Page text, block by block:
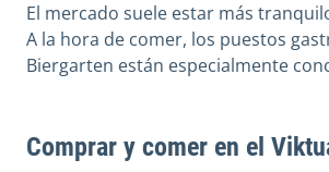
El mercado suele estar más
A la hora de comer, los puestos
Biergarten están especialmente
Comprar y comer en el